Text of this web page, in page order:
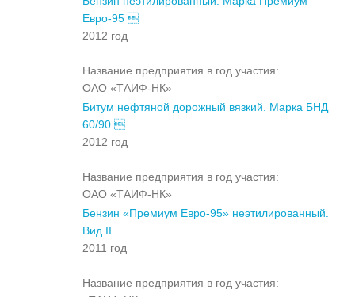
Евро-95 
2012 год
Название предприятия в год участия:
ОАО «ТАИФ-НК»
Битум нефтяной дорожный вязкий. Марка БНД
60/90 
2012 год
Название предприятия в год участия:
ОАО «ТАИФ-НК»
Бензин «Премиум Евро-95» неэтилированный.
Вид II
2011 год
Название предприятия в год участия: